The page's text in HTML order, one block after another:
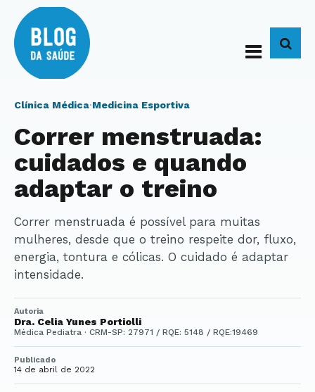
Clínica Médica·Medicina Esportiva
Correr menstruada:
cuidados e quando
adaptar o treino
Correr menstruada é possível para muitas
mulheres, desde que o treino respeite dor, fluxo,
energia, tontura e cólicas. O cuidado é adaptar
intensidade.
Autoria
Dra. Celia Yunes Portiolli
Médica Pediatra · CRM-SP: 27971 / RQE: 5148 / RQE:19469
Publicado
14 de abril de 2022